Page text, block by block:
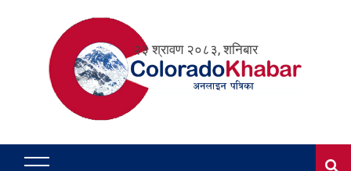
२३ श्रावण २०८३, शनिबार